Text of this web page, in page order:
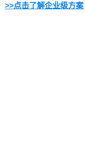
>>点击了解企业级方案